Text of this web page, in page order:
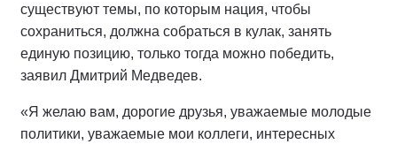
существуют темы, по которым нация, чтобы
сохраниться, должна собраться в кулак, занять
единую позицию, только тогда можно победить,
заявил Дмитрий Медведев.
«Я желаю вам, дорогие друзья, уважаемые молодые
политики, уважаемые мои коллеги, интересных